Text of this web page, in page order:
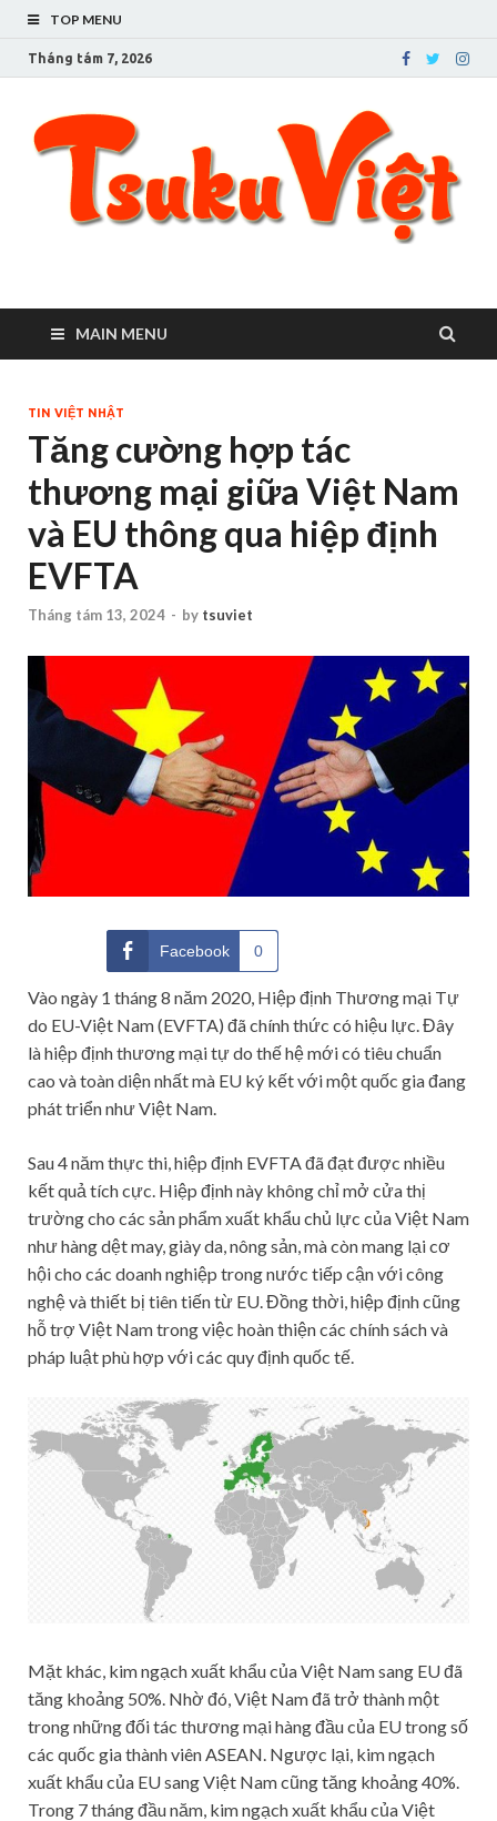
TOP MENU
Tháng tám 7, 2026
Tsuku Việt – Cuộc sống
ở thành phố Tsukuba
MAIN MENU
TIN VIỆT NHẬT
Tăng cường hợp tác
thương mại giữa Việt Nam
và EU thông qua hiệp định
EVFTA
Tháng tám 13, 2024 - by tsuviet
Facebook 0
Vào ngày 1 tháng 8 năm 2020, Hiệp định Thương mại Tự
do EU-Việt Nam (EVFTA) đã chính thức có hiệu lực. Đây
là hiệp định thương mại tự do thế hệ mới có tiêu chuẩn
cao và toàn diện nhất mà EU ký kết với một quốc gia đang
phát triển như Việt Nam.
Sau 4 năm thực thi, hiệp định EVFTA đã đạt được nhiều
kết quả tích cực. Hiệp định này không chỉ mở cửa thị
trường cho các sản phẩm xuất khẩu chủ lực của Việt Nam
như hàng dệt may, giày da, nông sản, mà còn mang lại cơ
hội cho các doanh nghiệp trong nước tiếp cận với công
nghệ và thiết bị tiên tiến từ EU. Đồng thời, hiệp định cũng
hỗ trợ Việt Nam trong việc hoàn thiện các chính sách và
pháp luật phù hợp với các quy định quốc tế.
Mặt khác, kim ngạch xuất khẩu của Việt Nam sang EU đã
tăng khoảng 50%. Nhờ đó, Việt Nam đã trở thành một
trong những đối tác thương mại hàng đầu của EU trong số
các quốc gia thành viên ASEAN. Ngược lại, kim ngạch
xuất khẩu của EU sang Việt Nam cũng tăng khoảng 40%.
Trong 7 tháng đầu năm, kim ngạch xuất khẩu của Việt